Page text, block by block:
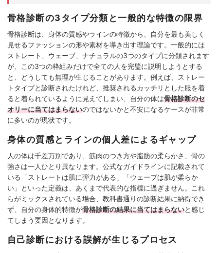
骨格診断の3タイプ分類と一般的な特徴の限界
骨格診断は、身体の質感やラインの特徴から、自分を最も美しく
見せるファッションの形や素材を導き出す理論です。一般的には
ストレート、ウェーブ、ナチュラルの3つのタイプに分類されます
が、この3つの枠組みだけで全ての人を完璧に説明しようとする
と、どうしても無理が生じることがあります。例えば、ストレー
トタイプと診断されたけれど、推奨されるカッチリとした服を着
ると着られているように見えてしまい、自分の体は骨格診断のセ
オリーに当てはまらないのではないかと不安になるケースが非常
に多いのが現状です。
身体の質感とラインの個人差によるギャップ
人の体は千差万別であり、筋肉のつき方や脂肪の柔らかさ、骨の
強さは一人ひとり異なります。公式なガイドラインに記載されて
いる「ストレートは肌に弾力がある」「ウェーブは肌が柔らか
い」といった定義は、あくまで代表的な指標に過ぎません。これ
らがミックスされている場合、教科書通りの診断結果に納得でき
ず、自分の身体的特徴が骨格診断の結果に当てはまらないと感じ
てしまう要因となります。
自己診断における誤解が生じるプロセス